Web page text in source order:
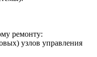
ремонту:
узлов управления